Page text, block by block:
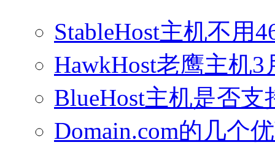
StableHost主机不用
HawkHost老鹰主机
BlueHost主机是否
Domain.com的几个